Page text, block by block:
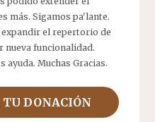
más. Sigamos pa'lante.
expandir el repertorio de
nueva funcionalidad.
ayuda. Muchas Gracias.
TU DONACIÓN